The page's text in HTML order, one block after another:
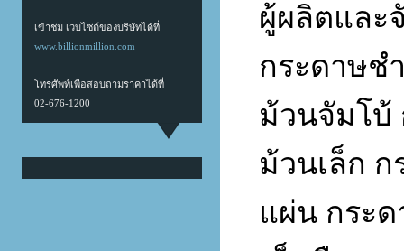
เข้าชม เวบไซต์ของบริษัทได้ที่
www.billionmillion.com
โทรศัพท์เพื่อสอบถามราคาได้ที่
02-676-1200
ผู้ผลิตและ
กระดาษช
ม้วนจัมโบ้
ม้วนเล็ก ก
แผ่น กระ